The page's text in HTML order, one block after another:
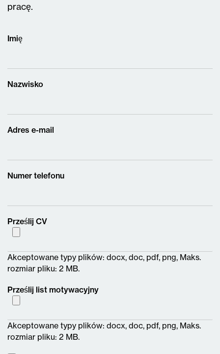
pracę.
Imię
Nazwisko
Adres e-mail
Numer telefonu
Prześlij CV
Akceptowane typy plików: docx, doc, pdf, png, Maks.
rozmiar pliku: 2 MB.
Prześlij list motywacyjny
Akceptowane typy plików: docx, doc, pdf, png, Maks.
rozmiar pliku: 2 MB.